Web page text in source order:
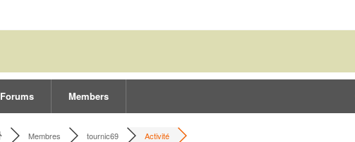
Forums Members
Membres tournic69 Activité